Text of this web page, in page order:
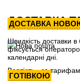
ДОСТАВКА
ДОСТАВКА
Швидкість доставки в
фіксується
календарні дні.
Вартість - за
ГОТІВКОЮ